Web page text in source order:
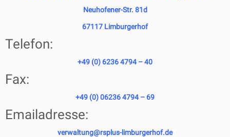
Neuhofener-Str. 81d
67117 Limburgerhof
Telefon:
+49 (0) 6236 4794 – 40
Fax:
+49 (0) 06236 4794 – 69
Emailadresse:
verwaltung@rsplus-limburgerhof.de